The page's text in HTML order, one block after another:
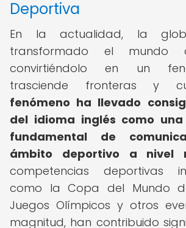
Deportiva
En la actualidad, la
transformado el mundo
convirtiéndolo en un
trasciende fronteras y
fenómeno ha llevado
del idioma inglés como
fundamental de
ámbito deportivo a nivel
competencias deportivas
como la Copa del Mundo
Juegos Olímpicos y otros
magnitud, han contribuido